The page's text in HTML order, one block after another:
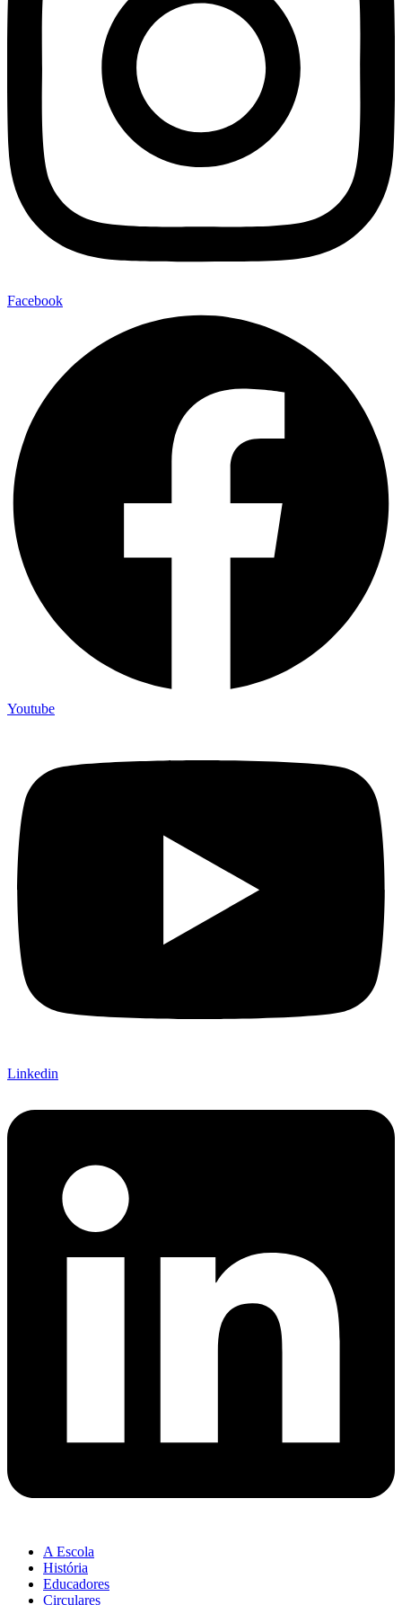
Facebook
Youtube
Linkedin
A Escola
História
Educadores
Circulares